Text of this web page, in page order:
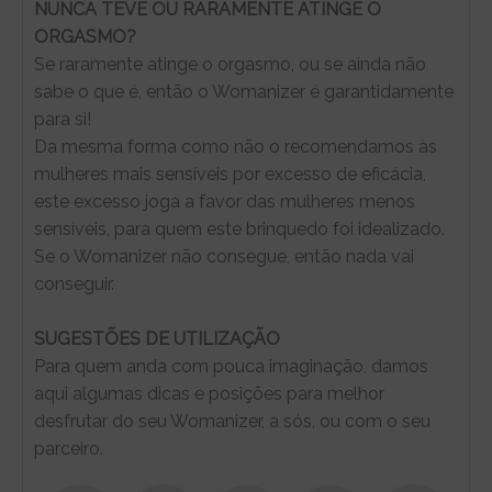
NUNCA TEVE OU RARAMENTE ATINGE O
ORGASMO?
Se raramente atinge o orgasmo, ou se ainda não
sabe o que é, então o Womanizer é garantidamente
para si!
Da mesma forma como não o recomendamos às
mulheres mais sensíveis por excesso de eficácia,
este excesso joga a favor das mulheres menos
sensíveis, para quem este brinquedo foi idealizado.
Se o Womanizer não consegue, então nada vai
conseguir.
SUGESTÕES DE UTILIZAÇÃO
Para quem anda com pouca imaginação, damos
aqui algumas dicas e posições para melhor
desfrutar do seu Womanizer, a sós, ou com o seu
parceiro.